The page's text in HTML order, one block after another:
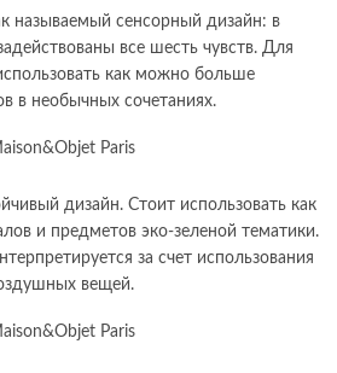
называемый сенсорный дизайн: в
все шесть чувств. Для
как можно больше
в необычных сочетаниях.
дизайн. Стоит использовать как
и предметов эко-зеленой тематики.
за счет использования
вещей.